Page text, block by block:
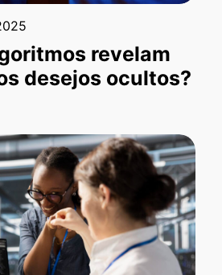
revelam
desejos ocultos?